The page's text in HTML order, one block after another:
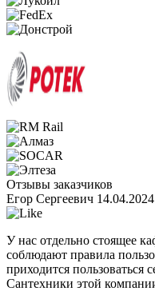
Отзывы заказчиков
Егор Сергеевич 14.04.2024
У нас отдельно стоящее
соблюдают правила
приходится пользоваться
Сантехники этой